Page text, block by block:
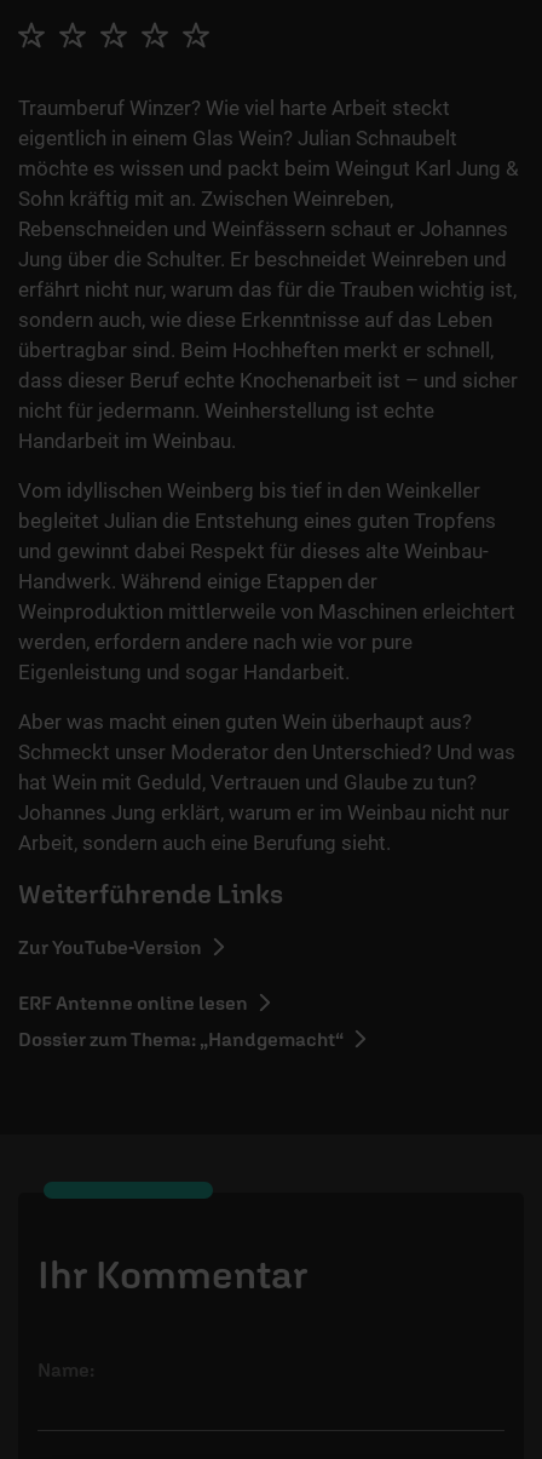
Traumberuf Winzer? Wie viel harte Arbeit steckt
eigentlich in einem Glas Wein? Julian Schnaubelt
möchte es wissen und packt beim Weingut Karl Jung &
Sohn kräftig mit an. Zwischen Weinreben,
Rebenschneiden und Weinfässern schaut er Johannes
Jung über die Schulter. Er beschneidet Weinreben und
erfährt nicht nur, warum das für die Trauben wichtig ist,
sondern auch, wie diese Erkenntnisse auf das Leben
übertragbar sind. Beim Hochheften merkt er schnell,
dass dieser Beruf echte Knochenarbeit ist – und sicher
nicht für jedermann. Weinherstellung ist echte
Handarbeit im Weinbau.
Vom idyllischen Weinberg bis tief in den Weinkeller
begleitet Julian die Entstehung eines guten Tropfens
und gewinnt dabei Respekt für dieses alte Weinbau-
Handwerk. Während einige Etappen der
Weinproduktion mittlerweile von Maschinen erleichtert
werden, erfordern andere nach wie vor pure
Eigenleistung und sogar Handarbeit.
Aber was macht einen guten Wein überhaupt aus?
Schmeckt unser Moderator den Unterschied? Und was
hat Wein mit Geduld, Vertrauen und Glaube zu tun?
Johannes Jung erklärt, warum er im Weinbau nicht nur
Arbeit, sondern auch eine Berufung sieht.
Weiterführende Links
Zur YouTube-Version
ERF Antenne online lesen
Dossier zum Thema: „Handgemacht“
Ihr Kommentar
Name: